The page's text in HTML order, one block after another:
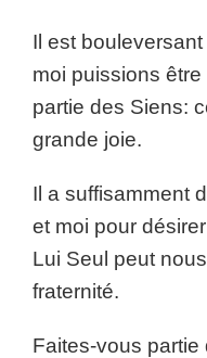
Il est
moi puissions
partie des Siens:
grande joie.
Il a suffisamment
et moi pour
Lui Seul peut
fraternité.
Faites-vous partie